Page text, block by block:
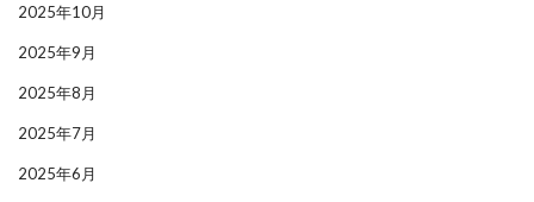
2025年10月
2025年9月
2025年8月
2025年7月
2025年6月